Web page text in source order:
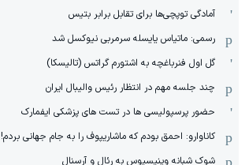
آمادگی توپچی‌ها برای تقابل برابر بتیس
رسمی: ماتیاس یایسله سرمربی نیوکسل شد
گل اول فنرباغچه به اشتورم گراتس (تالیسکا)
چند جلسه مهم در انتظار رئیس والیبال ایران
حضور پرسپولیسی ها در تست های پزشکی ایفمارک
کاناوارو: احمق بودم که ماشاریپوف را به جام جهانی بردم!
شوک شبانه وینیسیوس به رئال و آرسنال